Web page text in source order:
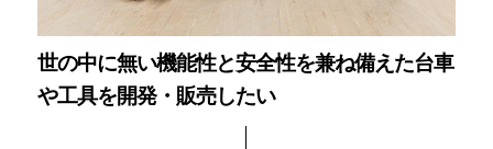
世の中に無い機能性と安全性を兼ね備えた台車
や工具を開発・販売したい